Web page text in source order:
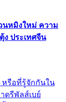
วนหมิงใหม่ ความ
ประเทศจีน
) หรือที่รู้จักกันใน
ดรีพัลส์เบย์